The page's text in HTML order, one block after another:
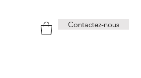
Contactez-nous